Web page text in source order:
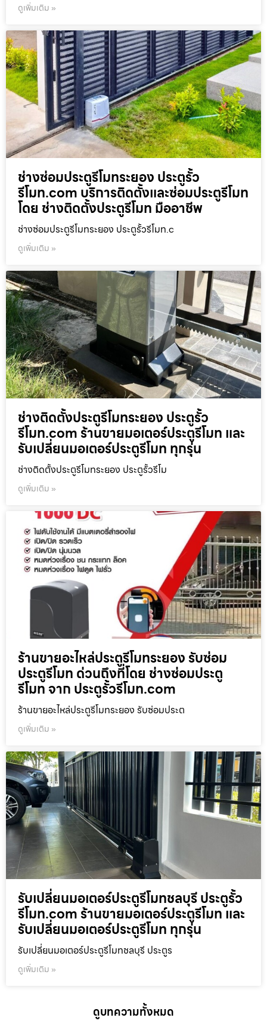
ดูเพิ่มเติม »
ช่างซ่อมประตูรีโมทระยอง ประตูรั้ว
รีโมท.com บริการติดตั้งและซ่อมประตูรีโมท
โดย ช่างติดตั้งประตูรีโมท มืออาชีพ
ช่างซ่อมประตูรีโมทระยอง ประตูรั้วรีโมท.c
ดูเพิ่มเติม »
ช่างติดตั้งประตูรีโมทระยอง ประตูรั้ว
รีโมท.com ร้านขายมอเตอร์ประตูรีโมท และ
รับเปลี่ยนมอเตอร์ประตูรีโมท ทุกรุ่น
ช่างติดตั้งประตูรีโมทระยอง ประตูรั้วรีโม
ดูเพิ่มเติม »
ร้านขายอะไหล่ประตูรีโมทระยอง รับซ่อม
ประตูรีโมท ด่วนถึงที่โดย ช่างซ่อมประตู
รีโมท จาก ประตูรั้วรีโมท.com
ร้านขายอะไหล่ประตูรีโมทระยอง รับซ่อมประต
ดูเพิ่มเติม »
รับเปลี่ยนมอเตอร์ประตูรีโมทชลบุรี ประตูรั้ว
รีโมท.com ร้านขายมอเตอร์ประตูรีโมท และ
รับเปลี่ยนมอเตอร์ประตูรีโมท ทุกรุ่น
รับเปลี่ยนมอเตอร์ประตูรีโมทชลบุรี ประตูร
ดูเพิ่มเติม »
ดูบทความทั้งหมด